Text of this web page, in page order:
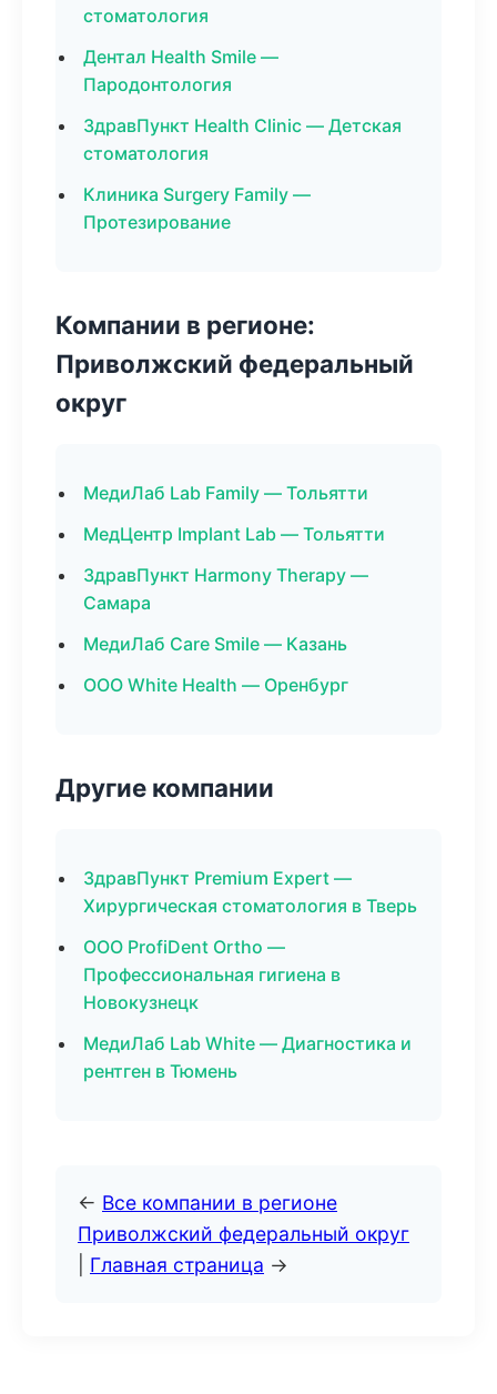
стоматология
Дентал Health Smile —
Пародонтология
ЗдравПункт Health Clinic — Детская
стоматология
Клиника Surgery Family —
Протезирование
Компании в регионе:
Приволжский федеральный
округ
МедиЛаб Lab Family — Тольятти
МедЦентр Implant Lab — Тольятти
ЗдравПункт Harmony Therapy —
Самара
МедиЛаб Care Smile — Казань
ООО White Health — Оренбург
Другие компании
ЗдравПункт Premium Expert —
Хирургическая стоматология в Тверь
ООО ProfiDent Ortho —
Профессиональная гигиена в
Новокузнецк
МедиЛаб Lab White — Диагностика и
рентген в Тюмень
← Все компании в регионе
Приволжский федеральный округ
Главная страница →